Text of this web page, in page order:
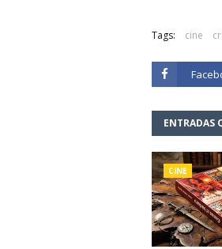
Tags: cine
ENTRADAS
CINE